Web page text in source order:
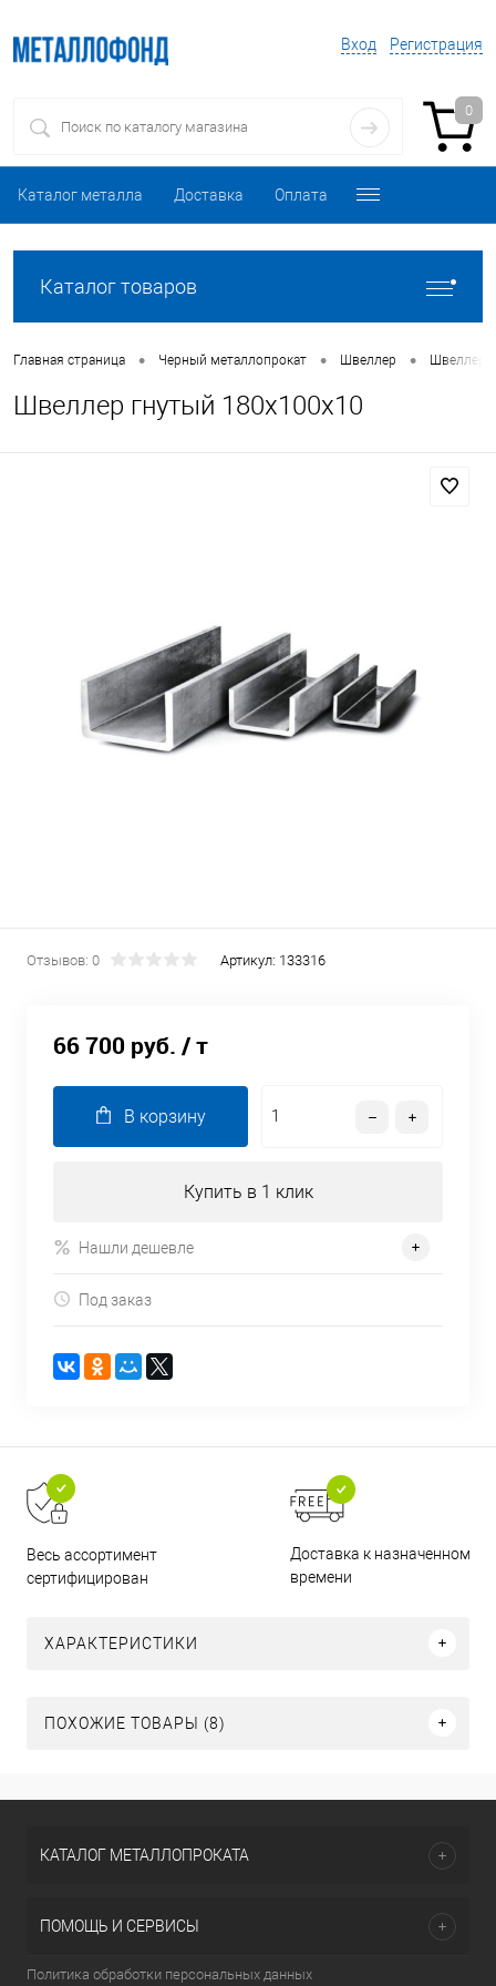
Вход Регистрация
0
Каталог металла Доставка Оплата
Каталог товаров
Главная страница • Черный металлопрокат • Швеллер • Швеллер
Швеллер гнутый 180х100х10
Отзывов: 0 Артикул: 133316
66 700 руб. / т
В корзину
Купить в 1 клик
Нашли дешевле
Под заказ
Весь ассортимент
сертифицирован
Доставка к назначенному
времени
ХАРАКТЕРИСТИКИ
ПОХОЖИЕ ТОВАРЫ (8)
КАТАЛОГ МЕТАЛЛОПРОКАТА
ПОМОЩЬ И СЕРВИСЫ
Политика обработки персональных данных